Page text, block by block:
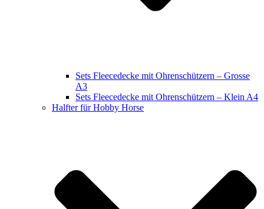
Sets Fleecedecke mit Ohrenschützern – Grosse
A3
Sets Fleecedecke mit Ohrenschützern – Klein A4
Halfter für Hobby Horse